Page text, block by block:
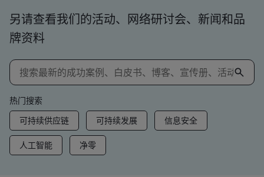
另请查看我们的活动、网络研讨会、新闻和品
牌资料
热门搜索
可持续供应链
可持续发展 信息安全
人工智能 净零